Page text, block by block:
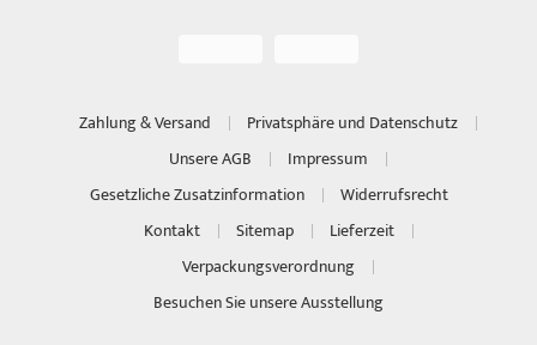
Zahlung & Versand
Privatsphäre und Datenschutz
Unsere AGB
Impressum
Gesetzliche Zusatzinformation
Widerrufsrecht
Kontakt
Sitemap
Lieferzeit
Verpackungsverordnung
Besuchen Sie unsere Ausstellung